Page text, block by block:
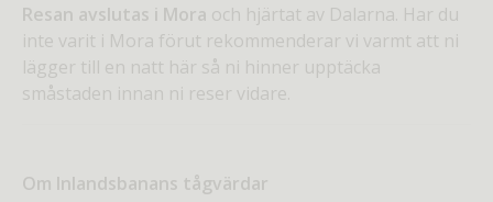
Resan avslutas i Mora och hjärtat av Dalarna. Har du
inte varit i Mora förut rekommenderar vi varmt att ni
lägger till en natt här så ni hinner upptäcka
småstaden innan ni reser vidare.
Om Inlandsbanans tågvärdar